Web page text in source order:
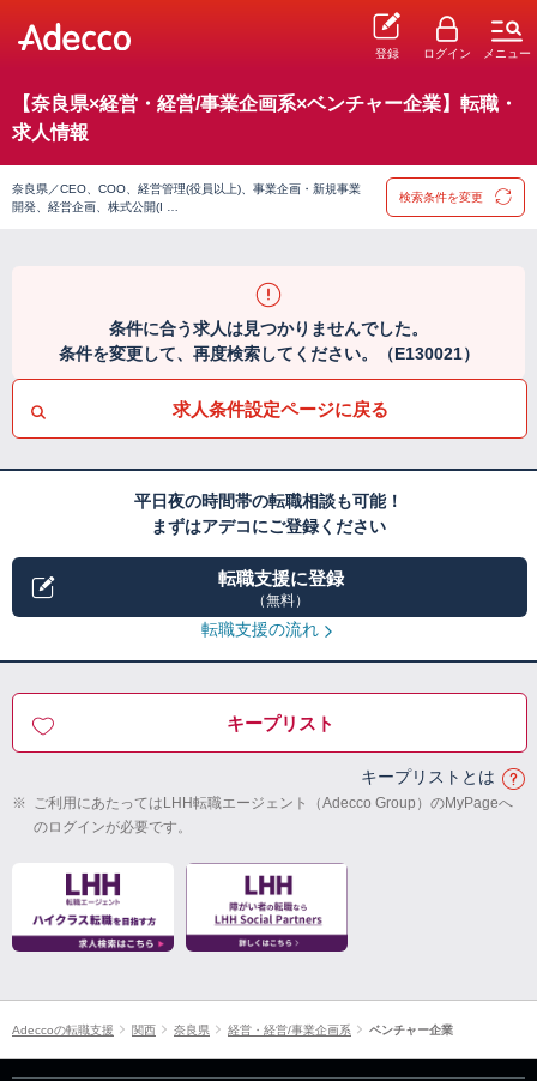
登録 ログイン メニュー
【奈良県×経営・経営/事業企画系×ベンチャー企業】転職・
求人情報
奈良県／CEO、COO、経営管理(役員以上)、事業企画・新規事業
開発、経営企画、株式公開(I …
検索条件を変更
条件に合う求人は見つかりませんでした。
条件を変更して、再度検索してください。（E130021）
求人条件設定ページに戻る
平日夜の時間帯の転職相談も可能！
まずはアデコにご登録ください
転職支援に登録
（無料）
転職支援の流れ
キープリスト
キープリストとは
※ ご利用にあたってはLHH転職エージェント（Adecco Group）のMyPageへ
のログインが必要です。
Adeccoの転職支援 関西 奈良県 経営・経営/事業企画系 ベンチャー企業